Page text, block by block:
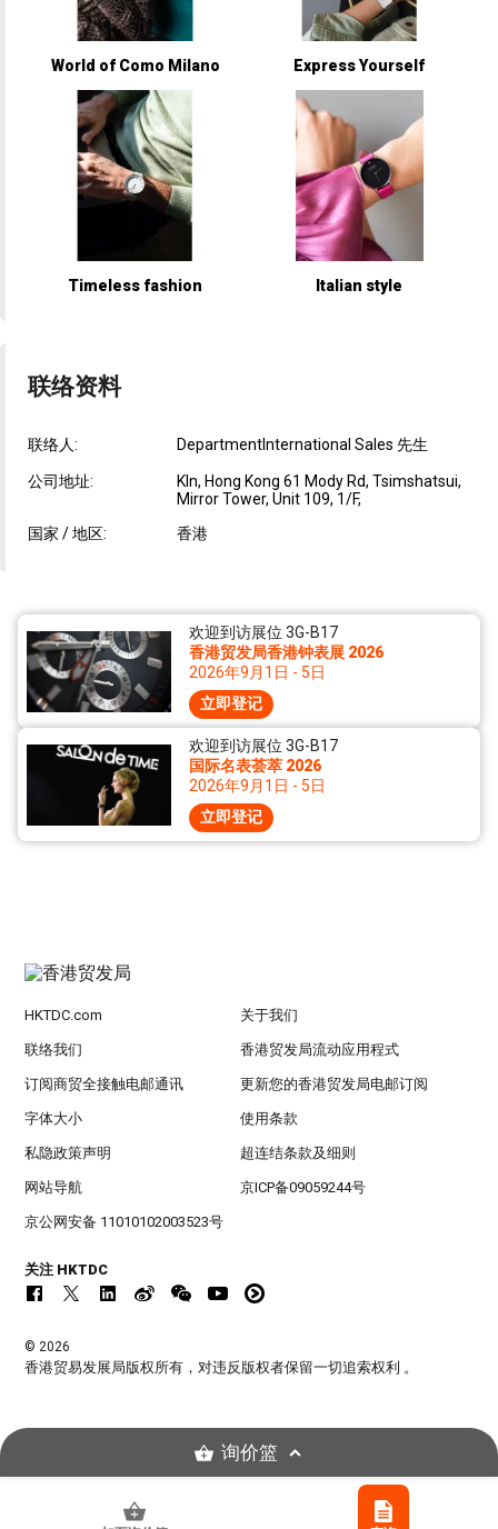
World of Como Milano Express Yourself
Timeless fashion Italian style
联络资料
联络人: DepartmentInternational Sales 先生
公司地址:
Kln, Hong Kong 61 Mody Rd, Tsimshatsui,
Mirror Tower, Unit 109, 1/F,
国家 / 地区:
香港
欢迎到访展位 3G-B17
香港贸发局香港钟表展 2026
2026年9月1日 - 5日
立即登记
欢迎到访展位 3G-B17
国际名表荟萃 2026
2026年9月1日 - 5日
立即登记
HKTDC.com 关于我们
联络我们 香港贸发局流动应用程式
订阅商贸全接触电邮通讯 更新您的香港贸发局电邮订阅
字体大小 使用条款
私隐政策声明 超连结条款及细则
网站导航 京ICP备09059244号
京公网安备 11010102003523号
关注 HKTDC
© 2026
香港贸易发展局版权所有，对违反版权者保留一切追索权利 。
询价篮